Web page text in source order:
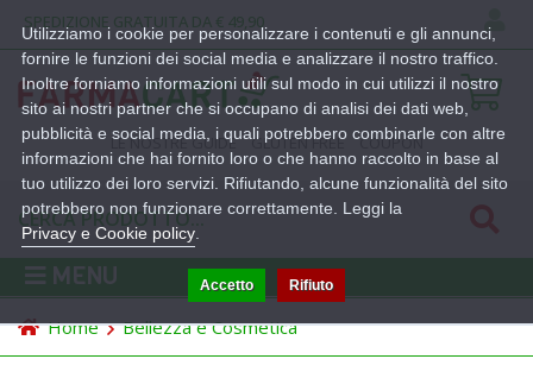
SPEDIZIONE GRATUITA DA € 49,90
LE NOSTRE GUIDE GLUTEN FREE COUPON
MENU
Home Bellezza e Cosmetica
Utilizziamo i cookie per personalizzare i contenuti e gli annunci,
fornire le funzioni dei social media e analizzare il nostro traffico.
Inoltre forniamo informazioni utili sul modo in cui utilizzi il nostro
sito ai nostri partner che si occupano di analisi dei dati web,
pubblicità e social media, i quali potrebbero combinarle con altre
informazioni che hai fornito loro o che hanno raccolto in base al
tuo utilizzo dei loro servizi. Rifiutando, alcune funzionalità del sito
potrebbero non funzionare correttamente. Leggi la
Privacy e Cookie policy
Accetto Rifiuto